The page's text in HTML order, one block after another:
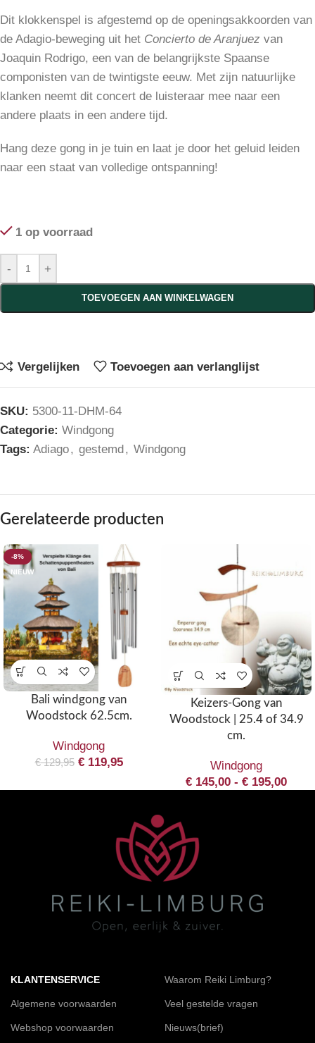
Dit klokkenspel is afgestemd op de openingsakkoorden van
de Adagio-beweging uit het Concierto de Aranjuez van
Joaquin Rodrigo, een van de belangrijkste Spaanse
componisten van de twintigste eeuw. Met zijn natuurlijke
klanken neemt dit concert de luisteraar mee naar een
andere plaats in een andere tijd.
Hang deze gong in je tuin en laat je door het geluid leiden
naar een staat van volledige ontspanning!
1 op voorraad
- +
TOEVOEGEN AAN WINKELWAGEN
Vergelijken Toevoegen aan verlanglijst
SKU: 5300-11-DHM-64
Categorie: Windgong
Tags: Adiago, gestemd, Windgong
Gerelateerde producten
-8%
NIEUW
Bali windgong van
Woodstock 62.5cm.
Windgong
€129,95 €119,95
Keizers-Gong van
Woodstock | 25.4 of 34.9
cm.
Windgong
€ 145,00 - € 195,00
KLANTENSERVICE
Algemene voorwaarden
Webshop voorwaarden
Waarom Reiki Limburg?
Veel gestelde vragen
Nieuws(brief)